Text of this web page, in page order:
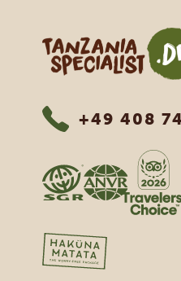
Tanzania Specialist
+49 408